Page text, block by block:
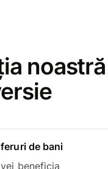
noastră
de bani
beneficia